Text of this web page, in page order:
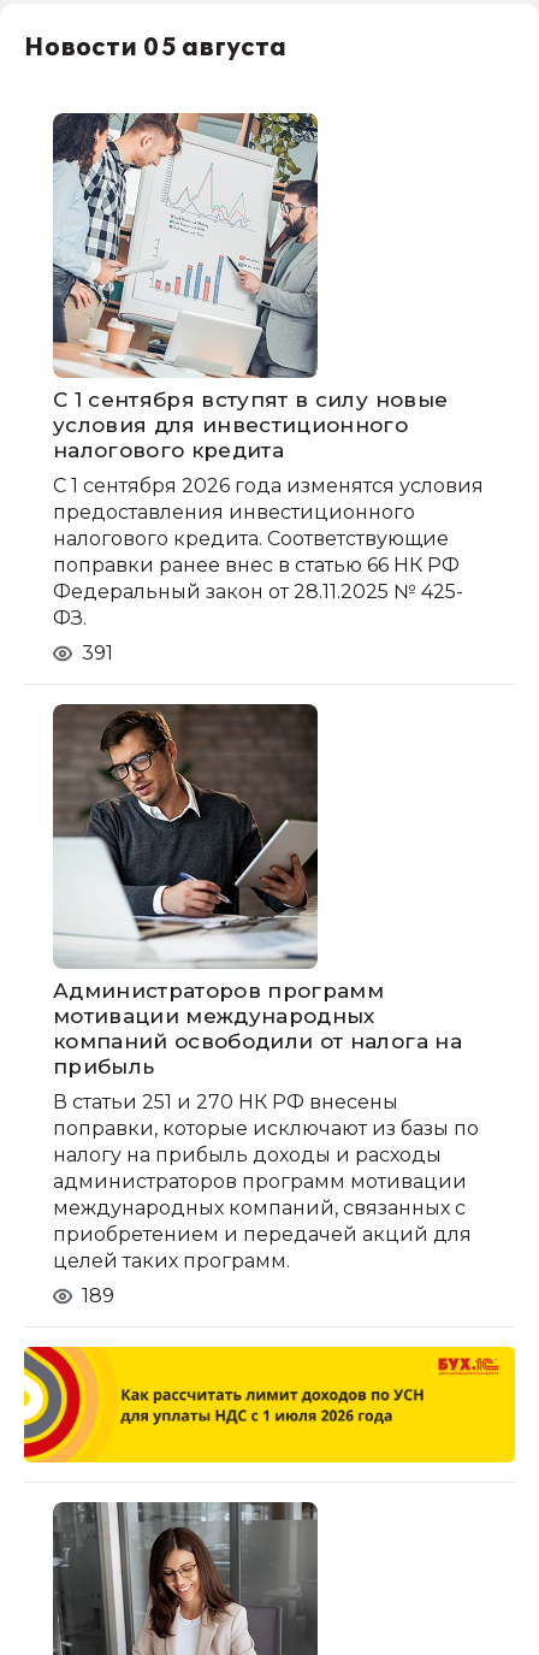
Новости 05 августа
С 1 сентября вступят в силу новые
условия для инвестиционного
налогового кредита
С 1 сентября 2026 года изменятся условия
предоставления инвестиционного
налогового кредита. Соответствующие
поправки ранее внес в статью 66 НК РФ
Федеральный закон от 28.11.2025 № 425-
ФЗ.
391
Администраторов программ
мотивации международных
компаний освободили от налога на
прибыль
В статьи 251 и 270 НК РФ внесены
поправки, которые исключают из базы по
налогу на прибыль доходы и расходы
администраторов программ мотивации
международных компаний, связанных с
приобретением и передачей акций для
целей таких программ.
189